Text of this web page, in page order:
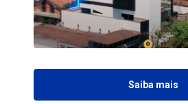
Saiba mais